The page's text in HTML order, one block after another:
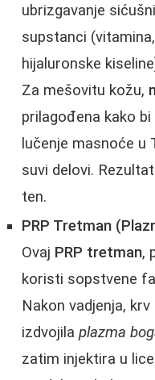
ubrizgavanje
supstanci
hijaluronske
Za mešovitu kožu,
prilagođena kako
lučenje masnoće u
suvi delovi.
ten.
PRP Tretman
Ovaj PRP tretman,
koristi sopstvene
Nakon vadjenja,
izdvojila plazma
zatim injektira u